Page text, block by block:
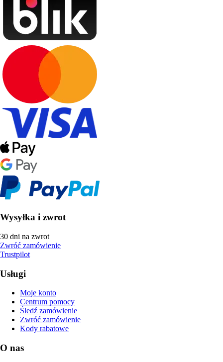
Wysyłka i zwrot
30 dni na zwrot
Zwróć zamówienie
Trustpilot
Usługi
Moje konto
Centrum pomocy
Śledź zamówienie
Zwróć zamówienie
Kody rabatowe
O nas